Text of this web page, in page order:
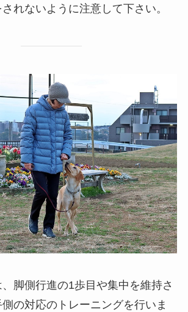
れないように注意して下さい。
、脚側行進の1歩目や集中を維持さ
の対応のトレーニングを行いま